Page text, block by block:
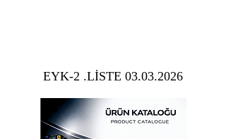
EYK-2 .LİSTE 03.03.2026